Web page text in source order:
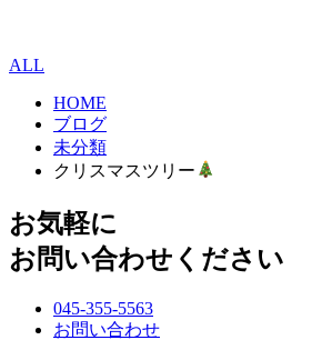
ALL
HOME
ブログ
未分類
クリスマスツリー
お気軽に
お問い合わせください
045-355-5563
お問い合わせ